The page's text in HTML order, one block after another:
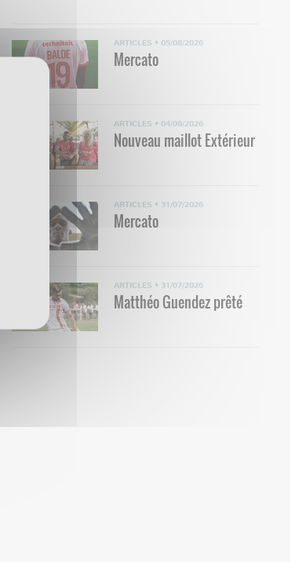
ARTICLES • 05/08/2026
Mercato
ARTICLES • 04/08/2026
Nouveau maillot Extérieur
ARTICLES • 31/07/2026
Mercato
ARTICLES • 31/07/2026
Matthéo Guendez prêté